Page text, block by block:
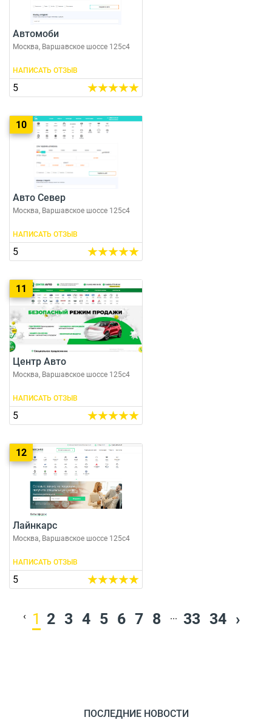
Автомоби
Москва, Варшавское шоссе 125с4
НАПИСАТЬ ОТЗЫВ
5
10
Авто Север
Москва, Варшавское шоссе 125с4
НАПИСАТЬ ОТЗЫВ
5
11
Центр Авто
Москва, Варшавское шоссе 125с4
НАПИСАТЬ ОТЗЫВ
5
12
Лайнкарс
Москва, Варшавское шоссе 125с4
НАПИСАТЬ ОТЗЫВ
5
‹ 1 2 3 4 5 6 7 8 ... 33 34 ›
ПОСЛЕДНИЕ НОВОСТИ